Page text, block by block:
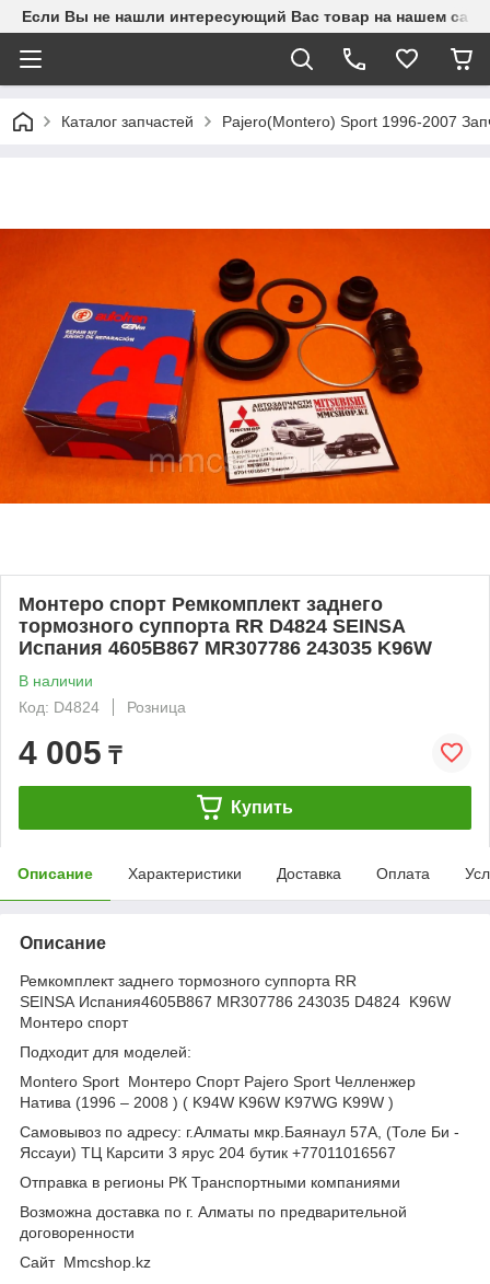
Если Вы не нашли интересующий Вас товар на нашем
Каталог запчастей Pajero(Montero) Sport 1996-2007
Монтеро спорт Ремкомплект заднего
тормозного суппорта RR D4824 SEINSA
Испания 4605B867 MR307786 243035 K96W
В наличии
Код: D4824
Розница
4 005 ₸
Купить
Описание Характеристики Доставка Оплата
Описание
Ремкомплект заднего тормозного суппорта RR
SEINSA Испания4605B867 MR307786 243035 D4824 K96W
Монтеро спорт
Подходит для моделей:
Montero Sport Монтеро Спорт Pajero Sport Челленжер
Натива (1996 – 2008 ) ( K94W K96W K97WG K99W )
Самовывоз по адресу: г.Алматы мкр.Баянаул 57А, (Толе Би -
Яссауи) ТЦ Карсити 3 ярус 204 бутик +77011016567
Отправка в регионы РК Транспортными компаниями
Возможна доставка по г. Алматы по предварительной
договоренности
Cайт Mmcshop.kz